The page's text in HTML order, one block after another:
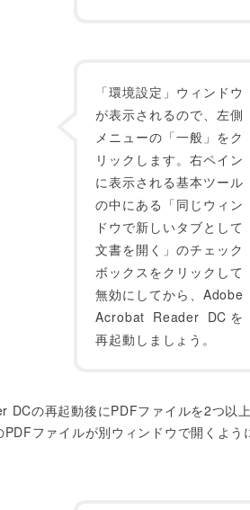
「環境設定」ウィンドウ
が表示されるので、左側
メニューの「一般」をク
リックします。右ペイン
に表示される基本ツール
の中にある「同じウィン
ドウで新しいタブとして
文書を開く」のチェック
ボックスをクリックして
無効にしてから、Adobe
Acrobat Reader DCを
再起動しましょう。
DCの再起動後にPDFファイルを2つ以
ファイルが別ウィンドウで開くよう